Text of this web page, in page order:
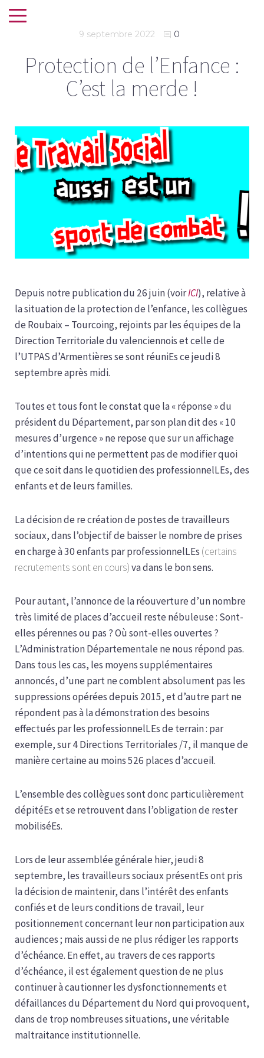
9 septembre 2022 0
Protection de l’Enfance :
C’est la merde !
Depuis notre publication du 26 juin (voirICI), relative à
la situation de la protection de l’enfance, les collègues
de Roubaix – Tourcoing, rejoints par les équipes de la
Direction Territoriale du valenciennois et celle de
l’UTPAS d’Armentières se sont réuniEs ce jeudi 8
septembre après midi.
Toutes et tous font le constat que la « réponse » du
président du Département, par son plan dit des « 10
mesures d’urgence » ne repose que sur un affichage
d’intentions qui ne permettent pas de modifier quoi
que ce soit dans le quotidien des professionnelLEs, des
enfants et de leurs familles.
La décision de re création de postes de travailleurs
sociaux, dans l’objectif de baisser le nombre de prises
en charge à 30 enfants par professionnelLEs (certains
recrutements sont en cours)va dans le bon sens.
Pour autant, l’annonce de la réouverture d’un nombre
très limité de places d’accueil reste nébuleuse : Sont-
elles pérennes ou pas ? Où sont-elles ouvertes ?
L’Administration Départementale ne nous répond pas.
Dans tous les cas, les moyens supplémentaires
annoncés, d’une part ne comblent absolument pas les
suppressions opérées depuis 2015, et d’autre part ne
répondent pas à la démonstration des besoins
effectués par les professionnelLEs de terrain : par
exemple, sur 4 Directions Territoriales /7, il manque de
manière certaine au moins 526 places d’accueil.
L’ensemble des collègues sont donc particulièrement
dépitéEset se retrouvent dans l’obligation de rester
mobiliséEs.
Lors de leur assemblée générale hier, jeudi 8
septembre, les travailleurs sociaux présentEs ont pris
la décision de maintenir, dans l’intérêt des enfants
confiés et de leurs conditions de travail, leur
positionnement concernant leur non participation aux
audiences ; mais aussi de ne plus rédiger les rapports
d’échéance. En effet, au travers de ces rapports
d’échéance, il est également question de ne plus
continuer à cautionner les dysfonctionnements et
défaillances du Département du Nord qui provoquent,
dans de trop nombreuses situations, une véritable
maltraitance institutionnelle.